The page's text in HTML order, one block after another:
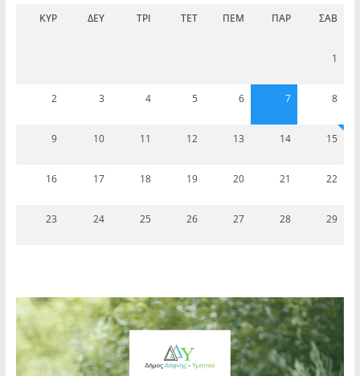
ΚΥΡ ΔΕΥ ΤΡΊ ΤΕΤ ΠΈΜ ΠΑΡ ΣΆΒ
1
2 3 4 5 6 7 8
9 10 11 12 13 14 15
16 17 18 19 20 21 22
23 24 25 26 27 28 29